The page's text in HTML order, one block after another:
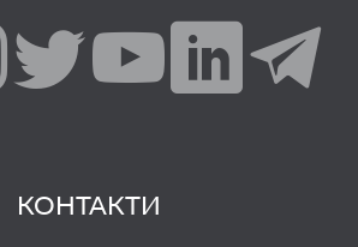
КОНТАКТИ